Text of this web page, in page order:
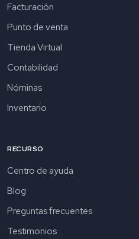
Facturación
Punto de venta
Tienda Virtual
Contabilidad
Nóminas
Inventario
RECURSO
Centro de ayuda
Blog
Preguntas frecuentes
Testimonios